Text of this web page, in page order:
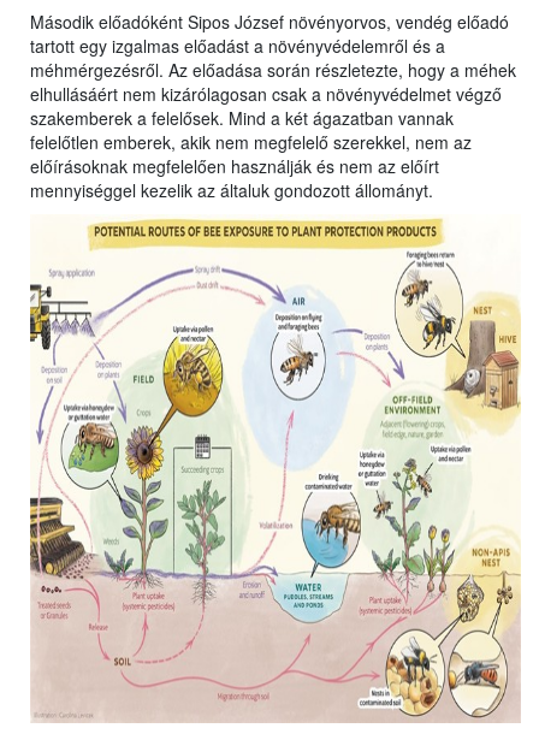
Második előadóként Sipos József növényorvos, vendég előadó
tartott egy izgalmas előadást a növényvédelemről és a
méhmérgezésről. Az előadása során részletezte, hogy a méhek
elhullásáért nem kizárólagosan csak a növényvédelmet végző
szakemberek a felelősek. Mind a két ágazatban vannak
felelőtlen emberek, akik nem megfelelő szerekkel, nem az
előírásoknak megfelelően használják és nem az előírt
mennyiséggel kezelik az általuk gondozott állományt.